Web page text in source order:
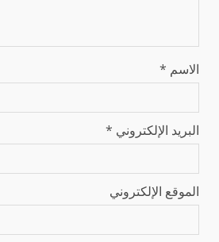
الاسم *
البريد الإلكتروني *
الموقع الإلكتروني